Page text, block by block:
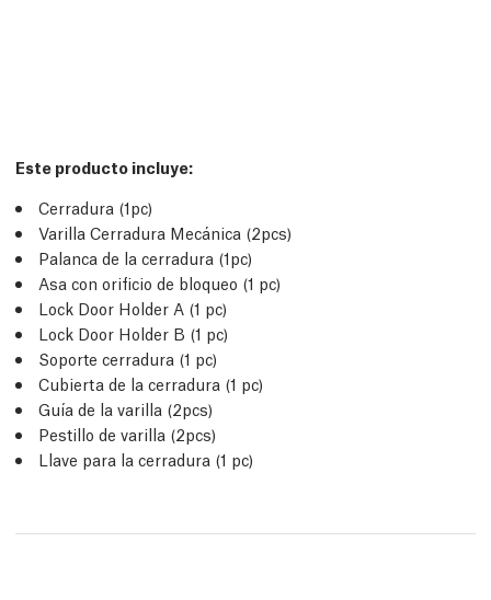
Este producto incluye:
Cerradura (1pc)
Varilla Cerradura Mecánica (2pcs)
Palanca de la cerradura (1pc)
Asa con orificio de bloqueo (1 pc)
Lock Door Holder A (1 pc)
Lock Door Holder B (1 pc)
Soporte cerradura (1 pc)
Cubierta de la cerradura (1 pc)
Guía de la varilla (2pcs)
Pestillo de varilla (2pcs)
Llave para la cerradura (1 pc)